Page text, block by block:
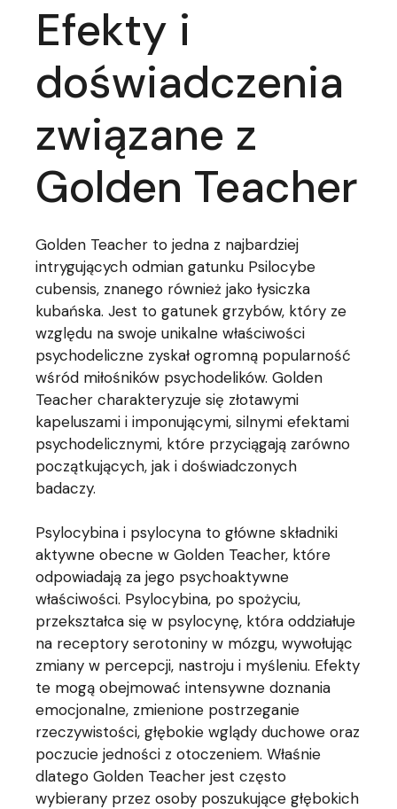
Efekty i
doświadczenia
związane z
Golden Teacher
Golden Teacher to jedna z najbardziej
intrygujących odmian gatunku Psilocybe
cubensis, znanego również jako łysiczka
kubańska. Jest to gatunek grzybów, który ze
względu na swoje unikalne właściwości
psychodeliczne zyskał ogromną popularność
wśród miłośników psychodelików. Golden
Teacher charakteryzuje się złotawymi
kapeluszami i imponującymi, silnymi efektami
psychodelicznymi, które przyciągają zarówno
początkujących, jak i doświadczonych
badaczy.
Psylocybina i psylocyna to główne składniki
aktywne obecne w Golden Teacher, które
odpowiadają za jego psychoaktywne
właściwości. Psylocybina, po spożyciu,
przekształca się w psylocynę, która oddziałuje
na receptory serotoniny w mózgu, wywołując
zmiany w percepcji, nastroju i myśleniu. Efekty
te mogą obejmować intensywne doznania
emocjonalne, zmienione postrzeganie
rzeczywistości, głębokie wglądy duchowe oraz
poczucie jedności z otoczeniem. Właśnie
dlatego Golden Teacher jest często
wybierany przez osoby poszukujące głębokich